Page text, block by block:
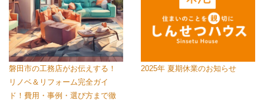
磐田市の工務店がお伝えする！
リノベ＆リフォーム完全ガイ
ド！費用・事例・選び方まで徹
2025年 夏期休業のお知らせ